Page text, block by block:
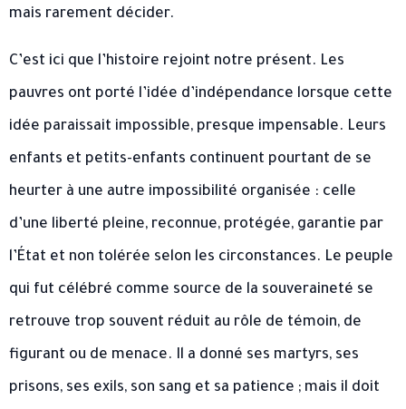
mais rarement décider.
C’est ici que l’histoire rejoint notre présent. Les
pauvres ont porté l’idée d’indépendance lorsque cette
idée paraissait impossible, presque impensable. Leurs
enfants et petits-enfants continuent pourtant de se
heurter à une autre impossibilité organisée : celle
d’une liberté pleine, reconnue, protégée, garantie par
l’État et non tolérée selon les circonstances. Le peuple
qui fut célébré comme source de la souveraineté se
retrouve trop souvent réduit au rôle de témoin, de
figurant ou de menace. Il a donné ses martyrs, ses
prisons, ses exils, son sang et sa patience ; mais il doit